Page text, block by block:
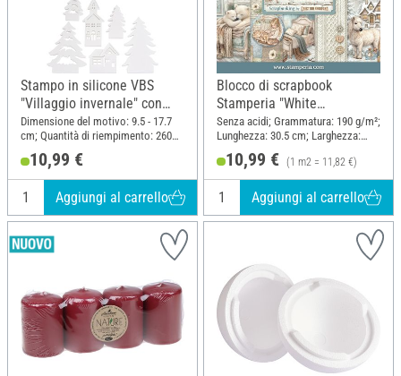
Stampo in silicone VBS
"Villaggio invernale" con
bordo a incastro
Dimensione del motivo: 9.5 - 17.7
cm; Quantità di riempimento: 260
Materiale: Silicone
10,99 €
Aggiungi al carrello
Blocco di scrapbook
Stamperia "White
Christmas"
Senza acidi; Grammatura: 190 g/m²;
Lunghezza: 30.5 cm; Larghezza:
10,99 € (1 m2 = 11,82 €)
Aggiungi al carrello